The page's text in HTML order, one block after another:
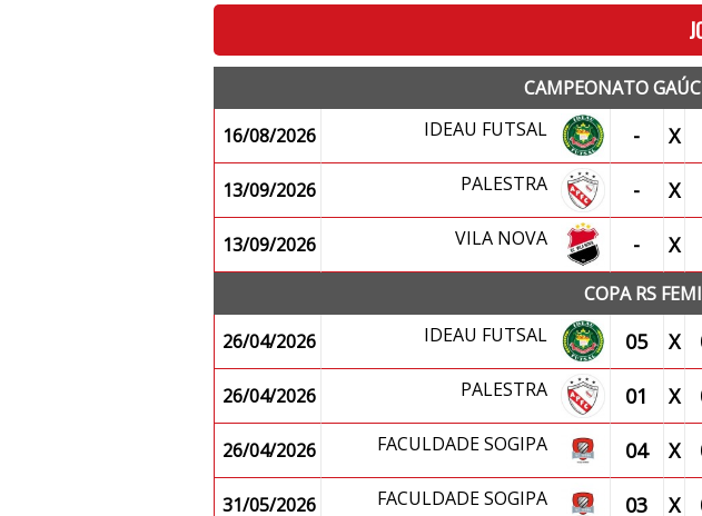
CAMPEONATO
16/08/2026
IDEAU FUTSAL - X
13/09/2026 PALESTRA - X
13/09/2026 VILA NOVA - X
COPA RS
26/04/2026
IDEAU FUTSAL 05 X
26/04/2026 PALESTRA 01 X
26/04/2026 FACULDADE SOGIPA 04 X
31/05/2026 FACULDADE SOGIPA 03 X